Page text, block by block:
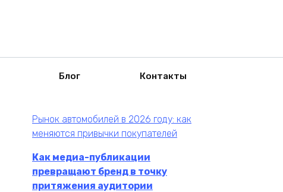
Блог Контакты
Рынок автомобилей в 2026 году: как
меняются привычки покупателей
Как медиа-публикации
превращают бренд в точку
притяжения аудитории